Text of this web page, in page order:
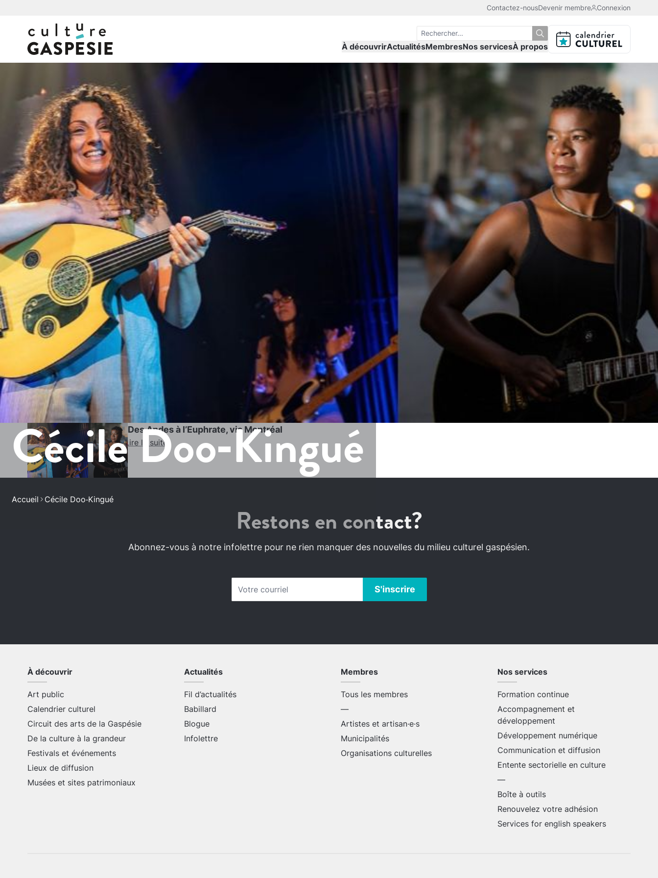
Contactez-nousDevenir membre Connexion
À découvrirActualitésMembresNos servicesÀ propos
Cécile Doo‑Kingué
Accueil Cécile Doo‑Kingué
Des Andes à l’Euphrate, via Montréal
Lire la suite
Restons en contact?
Abonnez-vous à notre infolettre pour ne rien manquer des nouvelles du milieu culturel gaspésien.
À découvrir
Art public
Calendrier culturel
Circuit des arts de la Gaspésie
De la culture à la grandeur
Festivals et événements
Lieux de diffusion
Musées et sites patrimoniaux
Actualités
Fil d’actualités
Babillard
Blogue
Infolettre
Membres
Tous les membres
—
Artistes et artisan·e·s
Municipalités
Organisations culturelles
Nos services
Formation continue
Accompagnement et
développement
Développement numérique
Communication et diffusion
Entente sectorielle en culture
—
Boîte à outils
Renouvelez votre adhésion
Services for english speakers